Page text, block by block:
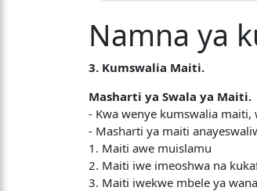
Namna ya
3. Kumswalia Maiti.
Masharti ya Swala ya Maiti.
- Kwa wenye kumswalia maiti,
- Masharti ya maiti
1. Maiti awe muislamu
2. Maiti iwe imeoshwa na
3. Maiti iwekwe mbele ya